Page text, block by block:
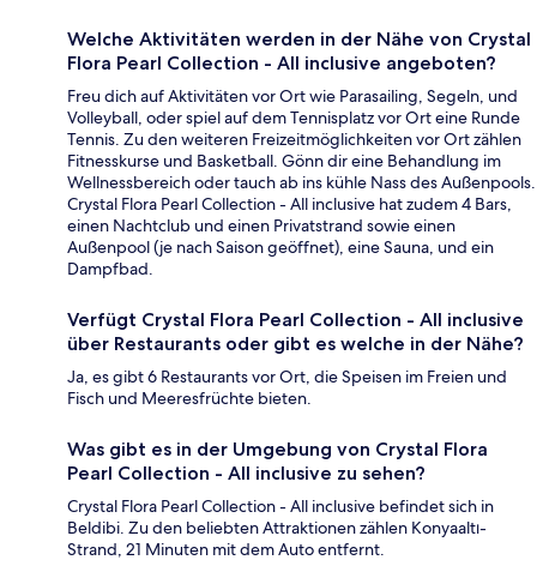
Welche Aktivitäten werden in der Nähe von Crystal
Flora Pearl Collection - All inclusive angeboten?
Freu dich auf Aktivitäten vor Ort wie Parasailing, Segeln, und
Volleyball, oder spiel auf dem Tennisplatz vor Ort eine Runde
Tennis. Zu den weiteren Freizeitmöglichkeiten vor Ort zählen
Fitnesskurse und Basketball. Gönn dir eine Behandlung im
Wellnessbereich oder tauch ab ins kühle Nass des Außenpools.
Crystal Flora Pearl Collection - All inclusive hat zudem 4 Bars,
einen Nachtclub und einen Privatstrand sowie einen
Außenpool (je nach Saison geöffnet), eine Sauna, und ein
Dampfbad.
Verfügt Crystal Flora Pearl Collection - All inclusive
über Restaurants oder gibt es welche in der Nähe?
Ja, es gibt 6 Restaurants vor Ort, die Speisen im Freien und
Fisch und Meeresfrüchte bieten.
Was gibt es in der Umgebung von Crystal Flora
Pearl Collection - All inclusive zu sehen?
Crystal Flora Pearl Collection - All inclusive befindet sich in
Beldibi. Zu den beliebten Attraktionen zählen Konyaaltı-
Strand, 21 Minuten mit dem Auto entfernt.